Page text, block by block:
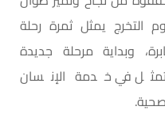
التخرج يمثل ثمرة رحلة
وبداية مرحلة جديدة
في خدمة الإنسان